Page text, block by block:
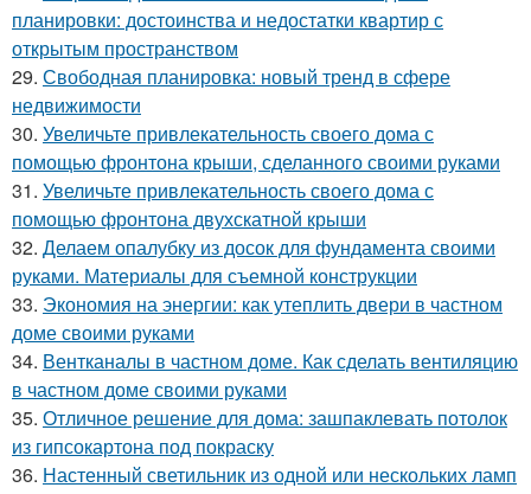
планировки: достоинства и недостатки квартир с
открытым пространством
29. Свободная планировка: новый тренд в сфере
недвижимости
30. Увеличьте привлекательность своего дома с
помощью фронтона крыши, сделанного своими руками
31. Увеличьте привлекательность своего дома с
помощью фронтона двухскатной крыши
32. Делаем опалубку из досок для фундамента своими
руками. Материалы для съемной конструкции
33. Экономия на энергии: как утеплить двери в частном
доме своими руками
34. Вентканалы в частном доме. Как сделать вентиляцию
в частном доме своими руками
35. Отличное решение для дома: зашпаклевать потолок
из гипсокартона под покраску
36. Настенный светильник из одной или нескольких ламп